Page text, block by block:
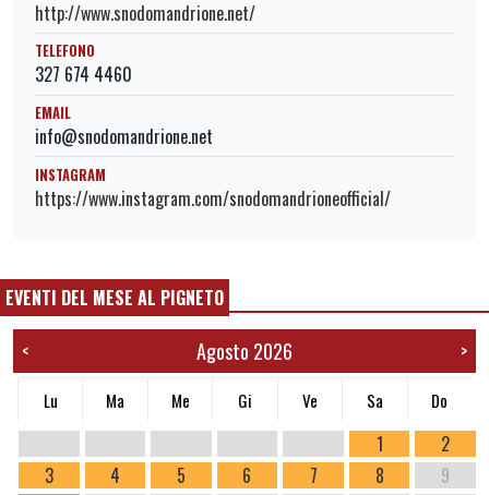
http://www.snodomandrione.net/
TELEFONO
327 674 4460
EMAIL
info@snodomandrione.net
INSTAGRAM
https://www.instagram.com/snodomandrioneofficial/
EVENTI DEL MESE AL PIGNETO
< Agosto 2026 >
Lu Ma Me Gi Ve Sa Do
1
2
3
4 5 6 7 8
9